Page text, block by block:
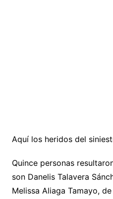
Aquí los heridos del
Quince personas
son Danelis Talavera
Melissa Aliaga Tamayo,